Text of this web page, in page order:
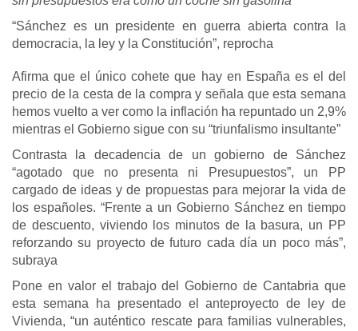
“Sánchez es un presidente en guerra abierta contra la
democracia, la ley y la Constitución”, reprocha
Afirma que el único cohete que hay en España es el del
precio de la cesta de la compra y señala que esta semana
hemos vuelto a ver como la inflación ha repuntado un 2,9%
mientras el Gobierno sigue con su “triunfalismo insultante”
Contrasta la decadencia de un gobierno de Sánchez
“agotado que no presenta ni Presupuestos”, un PP
cargado de ideas y de propuestas para mejorar la vida de
los españoles. “Frente a un Gobierno Sánchez en tiempo
de descuento, viviendo los minutos de la basura, un PP
reforzando su proyecto de futuro cada día un poco más”,
subraya
Pone en valor el trabajo del Gobierno de Cantabria que
esta semana ha presentado el anteproyecto de ley de
Vivienda, “un auténtico rescate para familias vulnerables,